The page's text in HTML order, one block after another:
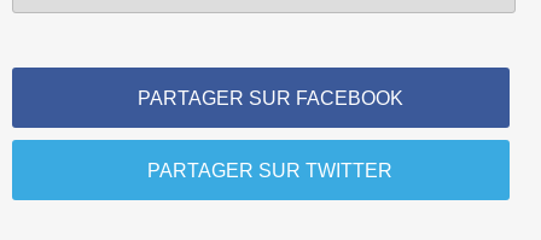
PARTAGER SUR FACEBOOK
PARTAGER SUR TWITTER